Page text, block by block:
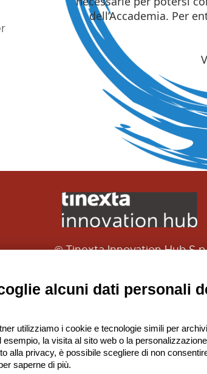
© Tinexta Innovation Hub
soggetta alla Direzione e
Privacy Policy
Scarica la App!
alcuni dati personali
utilizziamo i cookie e tecnologie simili per
la visita al sito web o la
alla privacy, è possibile scegliere di non
saperne di più.